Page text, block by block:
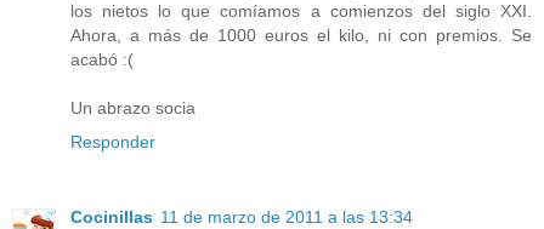
los nietos lo que comíamos a comienzos del siglo XXI.
Ahora, a más de 1000 euros el kilo, ni con premios. Se
acabó :(
Un abrazo socia
Responder
Cocinillas 11 de marzo de 2011 a las 13:34